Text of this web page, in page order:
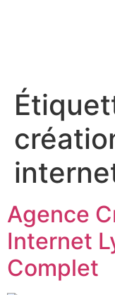
Agence
Internet
Complet